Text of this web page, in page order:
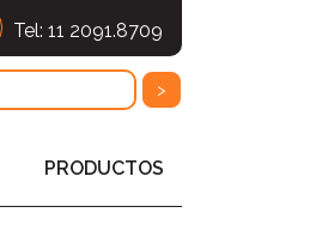
Tel: 11 2091.8709
PRODUCTOS